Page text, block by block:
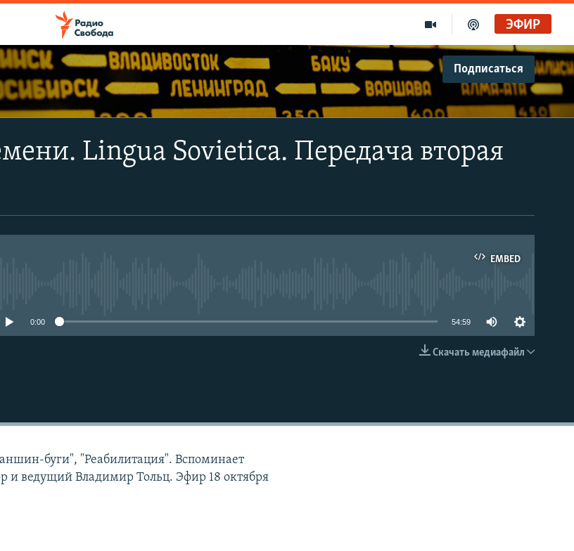
ЭФИР
Подписаться
Apple Podcasts
CastBox
Lingua Sovietica. Передача вторая
EMBED
EMBED
0:00 54:59
Скачать медиафайл
буги", "Реабилитация". Вспоминает
и ведущий Владимир Тольц. Эфир 18 октября